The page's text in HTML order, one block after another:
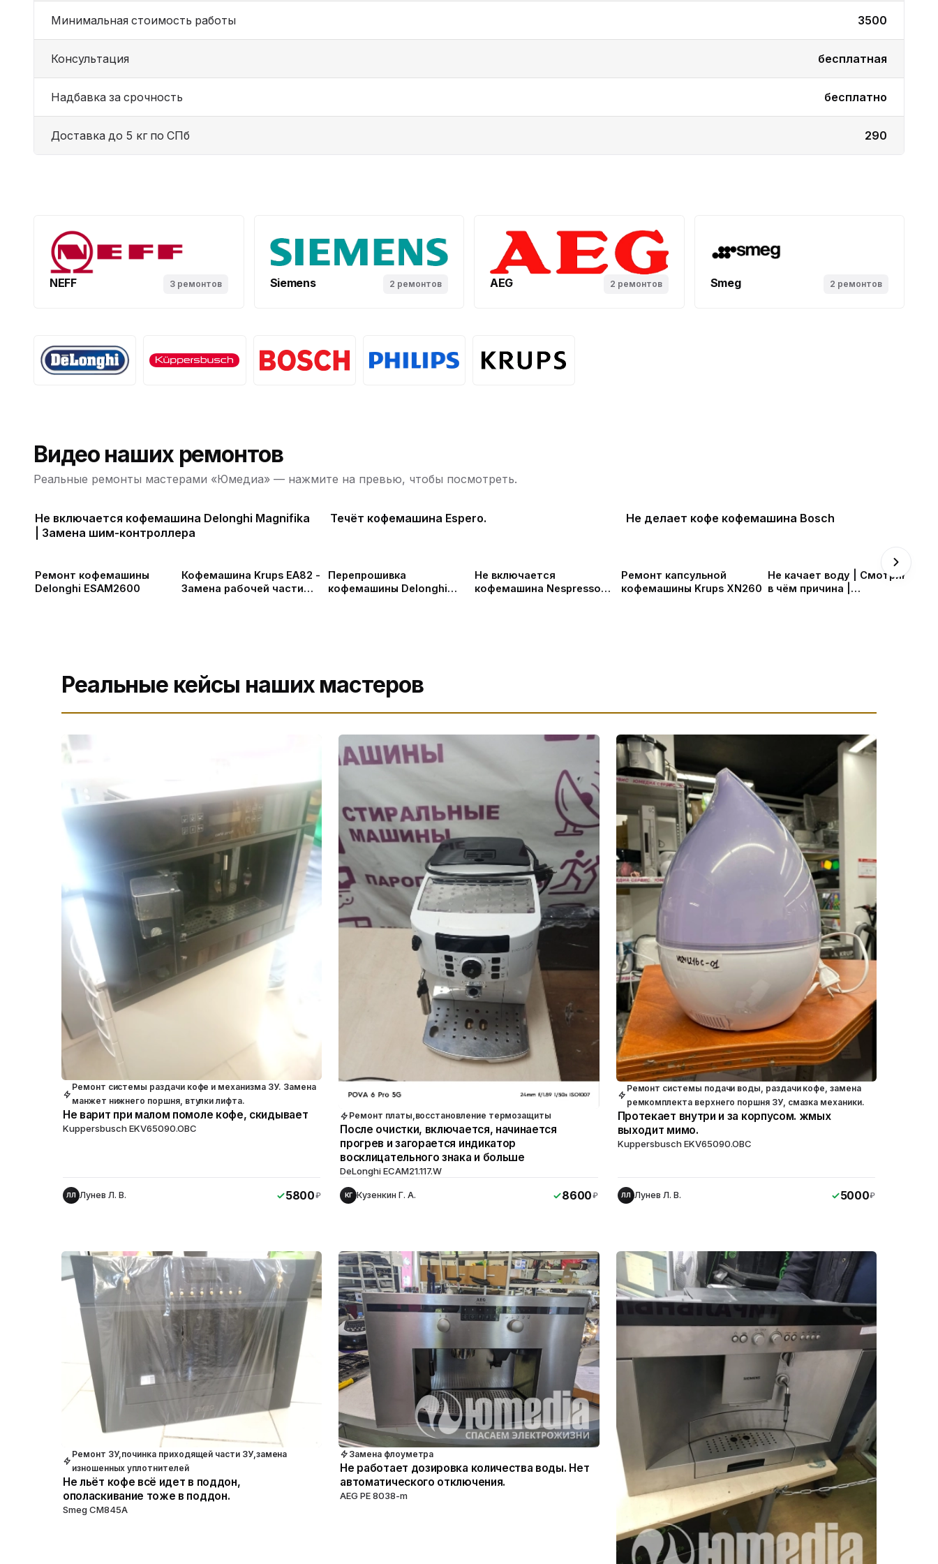
Минимальная стоимость работы 3500
Консультация бесплатная
Надбавка за срочность бесплатно
Доставка до 5 кг по СПб 290
NEFF 3 ремонтов Siemens 2 ремонтов AEG 2 ремонтов Smeg 2 ремонтов
Видео наших ремонтов
Реальные ремонты мастерами «Юмедиа» — нажмите на превью, чтобы посмотреть.
Не включается кофемашина Delonghi Magnifika
| Замена шим-контроллера
Течёт кофемашина Espero. Не делает кофе кофемашина Bosch
Ремонт кофемашины
Delonghi ESAM2600
Кофемашина Krups EA82 -
Замена рабочей части
Перепрошивка
кофемашины Delonghi
Не включается
кофемашина Nespresso
Ремонт капсульной
кофемашины Krups XN260
Не качает воду | Cмотрим
в чём причина |
Реальные кейсы наших мастеров
Ремонт системы раздачи кофе и механизма ЗУ. Замена
манжет нижнего поршня, втулки лифта.
Не варит при малом помоле кофе, скидывает
Kuppersbusch EKV65090.OBC
ЛЛ Лунев Л. В. 5800₽
Ремонт платы,восстановление термозащиты
После очистки, включается, начинается
прогрев и загорается индикатор
восклицательного знака и больше
DeLonghi ECAM21.117.W
КГ Кузенкин Г. А. 8600₽
Ремонт системы подачи воды, раздачи кофе, замена
ремкомплекта верхнего поршня ЗУ, смазка механики.
Протекает внутри и за корпусом. жмых
выходит мимо.
Kuppersbusch EKV65090.OBC
ЛЛ Лунев Л. В. 5000₽
Ремонт ЗУ,починка приходящей части ЗУ,замена
изношенных уплотнителей
Не льёт кофе всё идет в поддон,
ополаскивание тоже в поддон.
Smeg CM845A
Замена флоуметра
Не работает дозировка количества воды. Нет
автоматического отключения.
AEG PE 8038-m